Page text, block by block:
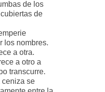
de los
de
los nombres.
a otra.
a otro a
transcurre.
ceniza se